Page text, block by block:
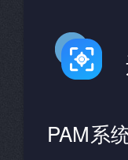
PAM系